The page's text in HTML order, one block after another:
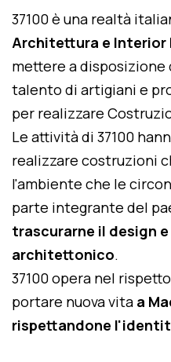
37100 è una realtà
Architettura e Interior
mettere a
talento di artigiani e
per realizzare
Le attività di 37100
realizzare costruzioni
l'ambiente che le
parte integrante del
trascurarne il design
architettonico.
37100 opera nel
portare nuova vita a
rispettandone